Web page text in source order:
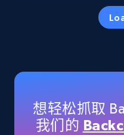
5.7K+
Title, Seller name,
price, Currency,
more.
想轻松抓取
我们的